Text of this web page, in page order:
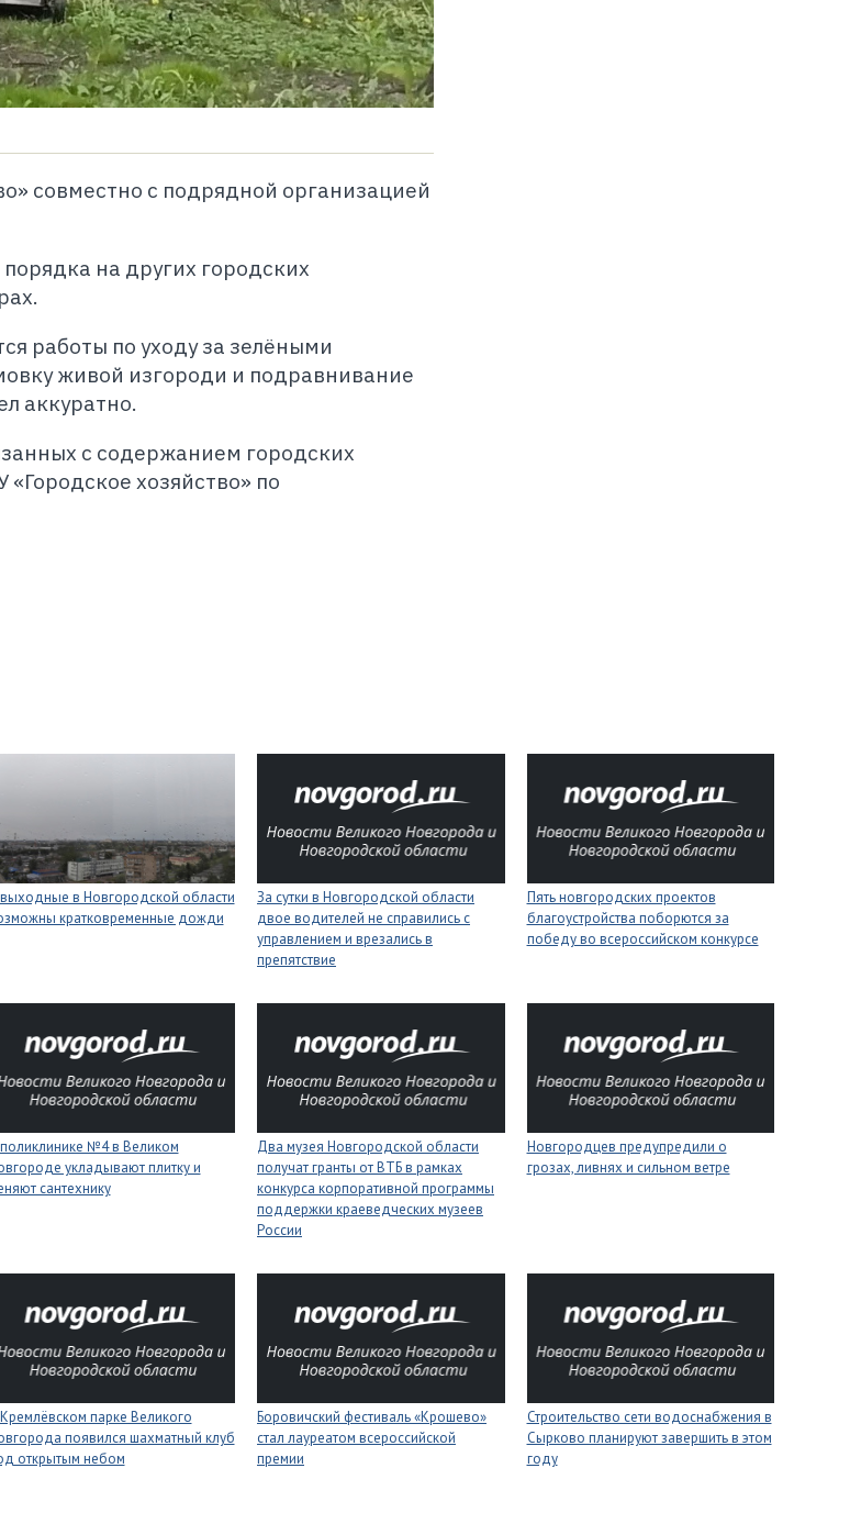
совместно с подрядной организацией
на других городских
работы по уходу за зелёными
живой изгороди и подравнивание
аккуратно.
с содержанием городских
хозяйство» по
в Новгородской области
кратковременные дожди
За сутки в Новгородской области
двое водителей не справились с
управлением и врезались в
препятствие
Пять новгородских проектов
благоустройства поборются за
победу во всероссийском конкурсе
№4 в Великом
укладывают плитку и
сантехнику
Два музея Новгородской области
получат гранты от ВТБ в рамках
конкурса корпоративной программы
поддержки краеведческих музеев
России
Новгородцев предупредили о
грозах, ливнях и сильном ветре
парке Великого
появился шахматный клуб
открытым небом
Боровичский фестиваль «Крошево»
стал лауреатом всероссийской
премии
Строительство сети водоснабжения в
Сырково планируют завершить в этом
году